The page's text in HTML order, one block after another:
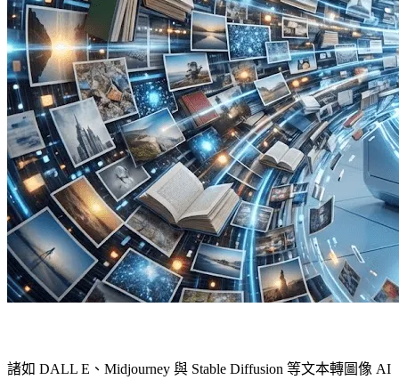
諸如 DALL E、Midjourney 與 Stable Diffusion 等文本轉圖像 AI